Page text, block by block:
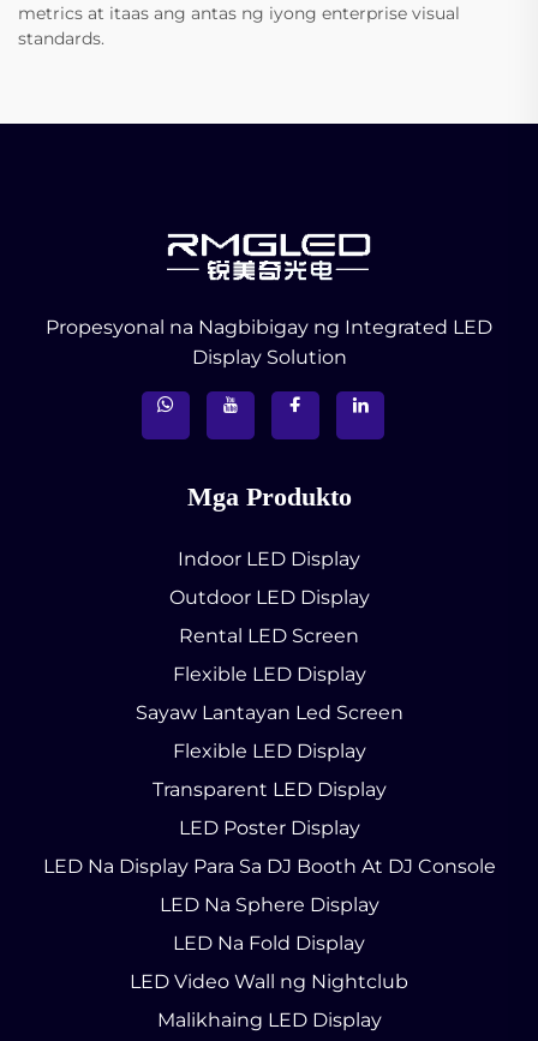
metrics at itaas ang antas ng iyong enterprise visual
standards.
Propesyonal na Nagbibigay ng Integrated LED
Display Solution
Mga Produkto
Indoor LED Display
Outdoor LED Display
Rental LED Screen
Flexible LED Display
Sayaw Lantayan Led Screen
Flexible LED Display
Transparent LED Display
LED Poster Display
LED Na Display Para Sa DJ Booth At DJ Console
LED Na Sphere Display
LED Na Fold Display
LED Video Wall ng Nightclub
Malikhaing LED Display